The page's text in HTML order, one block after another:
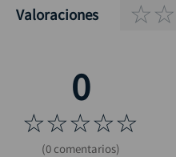
Valoraciones ☆☆
☆☆☆☆☆
(0 comentarios)